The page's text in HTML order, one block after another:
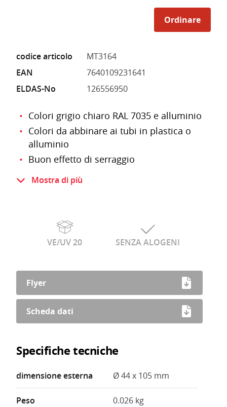
Ordinare
codice articolo
MT3164
EAN
7640109231641
ELDAS-No
126556950
Colori grigio chiaro RAL 7035 e alluminio
Colori da abbinare ai tubi in plastica o
alluminio
Buon effetto di serraggio
Plastica infrangibile resistente e
dimensionalmente stabile
Le buste Minigripp sono richiudibili
Mostra di più
VE/UV 20 SENZA ALOGENI
Flyer
Scheda dati
Specifiche tecniche
dimensione esterna Ø 44 x 105 mm
Peso 0.026 kg